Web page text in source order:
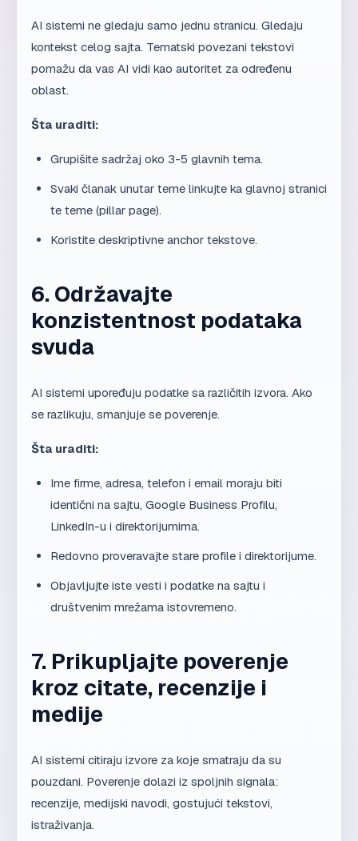
AI sistemi ne gledaju samo jednu stranicu. Gledaju
kontekst celog sajta. Tematski povezani tekstovi
pomažu da vas AI vidi kao autoritet za određenu
oblast.
Šta uraditi:
Grupišite sadržaj oko 3-5 glavnih tema.
Svaki članak unutar teme linkujte ka glavnoj stranici
te teme (pillar page).
Koristite deskriptivne anchor tekstove.
6. Održavajte
konzistentnost podataka
svuda
AI sistemi upoređuju podatke sa različitih izvora. Ako
se razlikuju, smanjuje se poverenje.
Šta uraditi:
Ime firme, adresa, telefon i email moraju biti
identični na sajtu, Google Business Profilu,
LinkedIn-u i direktorijumima.
Redovno proveravajte stare profile i direktorijume.
Objavljujte iste vesti i podatke na sajtu i
društvenim mrežama istovremeno.
7. Prikupljajte poverenje
kroz citate, recenzije i
medije
AI sistemi citiraju izvore za koje smatraju da su
pouzdani. Poverenje dolazi iz spoljnih signala:
recenzije, medijski navodi, gostujući tekstovi,
istraživanja.